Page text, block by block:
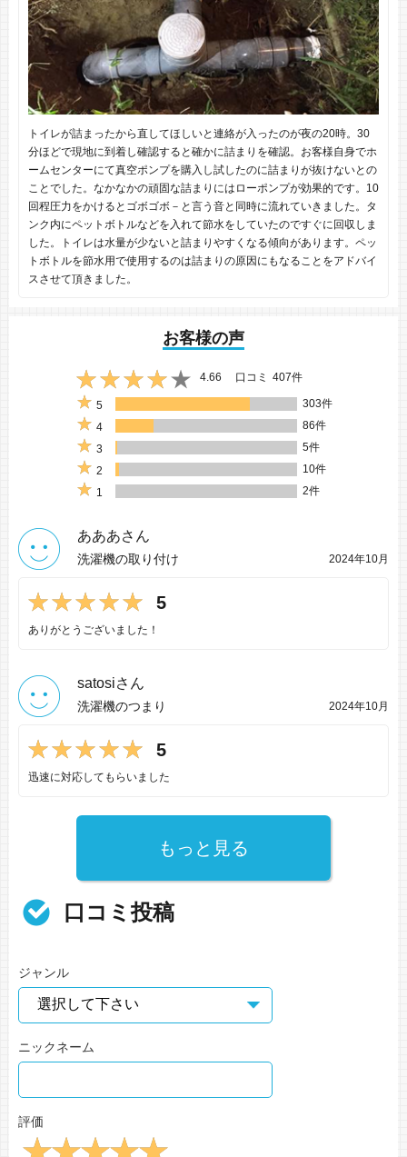
トイレが詰まったから直してほしいと連絡が入ったのが夜の20時。30
分ほどで現地に到着し確認すると確かに詰まりを確認。お客様自身でホ
ームセンターにて真空ポンプを購入し試したのに詰まりが抜けないとの
ことでした。なかなかの頑固な詰まりにはローポンプが効果的です。10
回程圧力をかけるとゴボゴボ－と言う音と同時に流れていきました。タ
ンク内にペットボトルなどを入れて節水をしていたのですぐに回収しま
した。トイレは水量が少ないと詰まりやすくなる傾向があります。ペッ
トボトルを節水用で使用するのは詰まりの原因にもなることをアドバイ
スさせて頂きました。
お客様の声
4.66 口コミ 407件
5
303件
4
86件
3
5件
2
10件
1
2件
あああさん
洗濯機の取り付け 2024年10月
5
ありがとうございました！
satosiさん
洗濯機のつまり 2024年10月
5
迅速に対応してもらいました
もっと見る
口コミ投稿
ジャンル
ニックネーム
評価